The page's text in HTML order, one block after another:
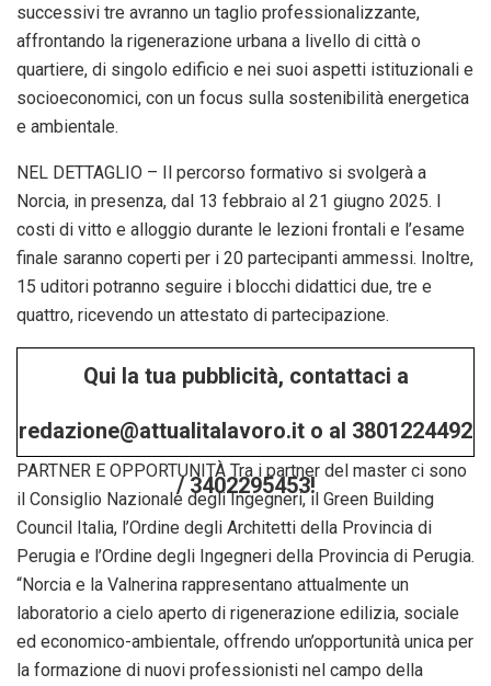
successivi tre avranno un taglio professionalizzante,
affrontando la rigenerazione urbana a livello di città o
quartiere, di singolo edificio e nei suoi aspetti istituzionali e
socioeconomici, con un focus sulla sostenibilità energetica
e ambientale.
NEL DETTAGLIO – Il percorso formativo si svolgerà a
Norcia, in presenza, dal 13 febbraio al 21 giugno 2025. I
costi di vitto e alloggio durante le lezioni frontali e l’esame
finale saranno coperti per i 20 partecipanti ammessi. Inoltre,
15 uditori potranno seguire i blocchi didattici due, tre e
quattro, ricevendo un attestato di partecipazione.
Qui la tua pubblicità, contattaci a
redazione@attualitalavoro.it o al 3801224492
/ 3402295453!
PARTNER E OPPORTUNITÀ Tra i partner del master ci sono
il Consiglio Nazionale degli Ingegneri, il Green Building
Council Italia, l’Ordine degli Architetti della Provincia di
Perugia e l’Ordine degli Ingegneri della Provincia di Perugia.
“Norcia e la Valnerina rappresentano attualmente un
laboratorio a cielo aperto di rigenerazione edilizia, sociale
ed economico-ambientale, offrendo un’opportunità unica per
la formazione di nuovi professionisti nel campo della